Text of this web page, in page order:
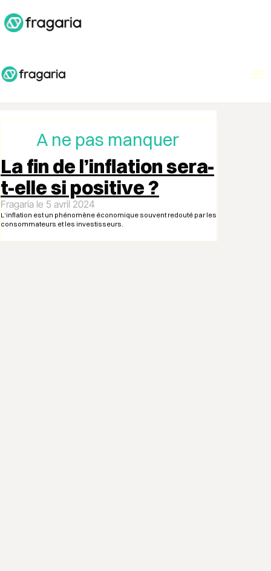
A ne pas manquer
La fin de l’inflation sera-
t-elle si positive ?
Fragaria 5 avril 2024
L’inflation est un phénomène économique souvent redouté par les
consommateurs et les investisseurs.